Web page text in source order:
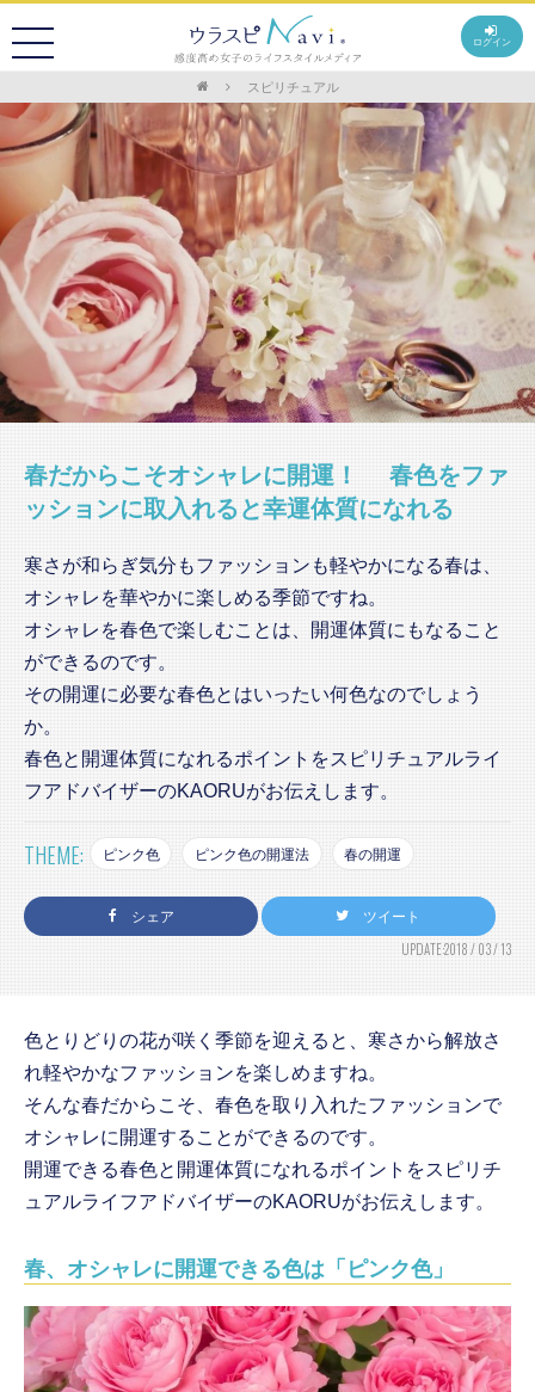
ログイン
スピリチュアル
春だからこそオシャレに開運！ 春色をファ
ッションに取入れると幸運体質になれる
寒さが和らぎ気分もファッションも軽やかになる春は、
オシャレを華やかに楽しめる季節ですね。
オシャレを春色で楽しむことは、開運体質にもなること
ができるのです。
その開運に必要な春色とはいったい何色なのでしょう
か。
春色と開運体質になれるポイントをスピリチュアルライ
フアドバイザーのKAORUがお伝えします。
THEME: ピンク色 ピンク色の開運法 春の開運
シェア ツイート
UPDATE:2018 / 03 / 13
色とりどりの花が咲く季節を迎えると、寒さから解放さ
れ軽やかなファッションを楽しめますね。
そんな春だからこそ、春色を取り入れたファッションで
オシャレに開運することができるのです。
開運できる春色と開運体質になれるポイントをスピリチ
ュアルライフアドバイザーのKAORUがお伝えします。
春、オシャレに開運できる色は「ピンク色」